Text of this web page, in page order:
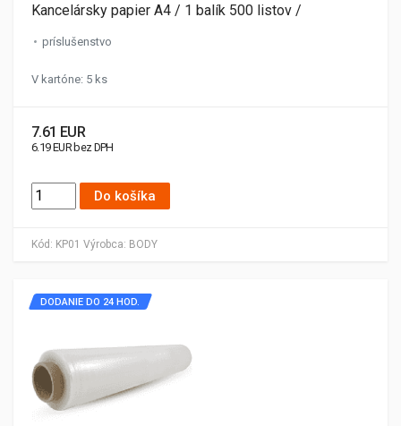
Kód: KP01 Výrobca: BODY
Kancelársky papier A4 / 1 balík 500 listov /
príslušenstvo
V kartóne: 5 ks
7.61 EUR
6.19 EUR bez DPH
Do košíka
DODANIE DO 24 HOD.